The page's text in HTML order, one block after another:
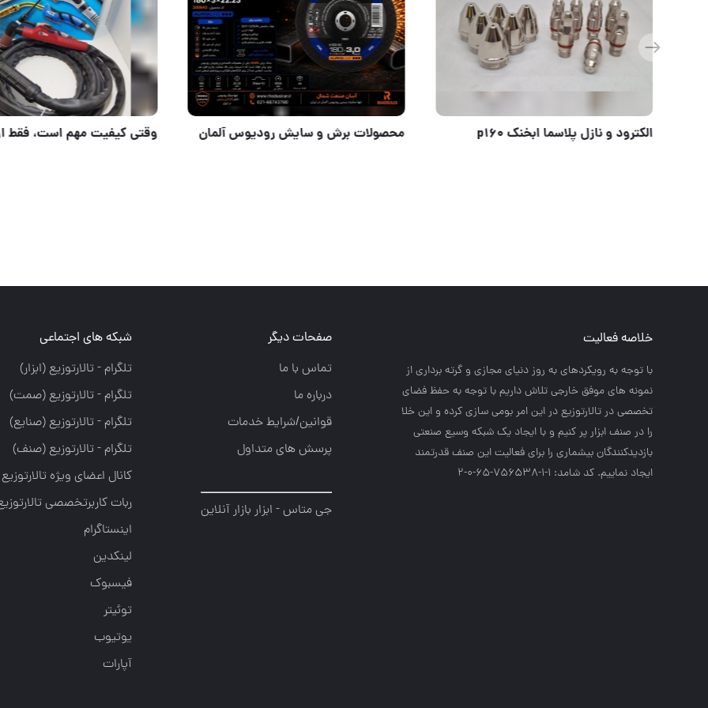
الکترود و نازل پلاسما ابخنک p160 محصولات برش و سایش
خلاصه فعالیت
با توجه به رويكردهاي به روز دنياي مجازي و گرته برداري از
نمونه هاي موفق خارجي تلاش داريم با توجه به حفظ فضاي
تخصصي در تالارتوزيع در اين امر بومي سازي كرده و اين خلا
را در صنف ابزار پر كنيم و با ايجاد يك شبكه وسيع صنعتي
بازديدكنندگان بيشماري را براي فعاليت اين صنف قدرتمند
ايجاد نماييم. کد شامد: 1-1-756538-65-0-2
صفحات دیگر
تماس با ما
درباره ما
قوانین/شرایط خدمات
پرسش های متداول
جی متاس - ابزار بازار آنلاین
شبکه های اجتماعی
تلگرام - تالارتوزيع (ابزار)
تلگرام - تالارتوزيع (صمت)
تلگرام - تالارتوزيع (صنايع)
تلگرام - تالارتوزیع (صنف)
کانال اعضای ویژه تالارتوزیع
ربات کاربرتخصصی
اینستاگرام
لینکدین
فیسبوک
توئیتر
یوتیوب
آپارات